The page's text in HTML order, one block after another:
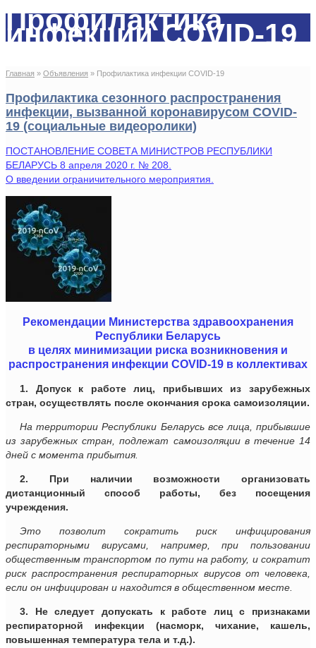
Профилактика
инфекции СОVID-19
Главная » Объявления » Профилактика инфекции СОVID-19
Профилактика сезонного распространения
инфекции, вызванной коронавирусом COVID-
19 (социальные видеоролики)
ПОСТАНОВЛЕНИЕ СОВЕТА МИНИСТРОВ РЕСПУБЛИКИ
БЕЛАРУСЬ 8 апреля 2020 г. № 208.
О введении ограничительного мероприятия.
Рекомендации Министерства здравоохранения
Республики Беларусь
в целях минимизации риска возникновения и
распространения инфекции СОVID-19 в коллективах
1. Допуск к работе лиц, прибывших из зарубежных
стран, осуществлять после окончания срока самоизоляции.
На территории Республики Беларусь все лица, прибывшие
из зарубежных стран, подлежат самоизоляции в течение 14
дней с момента прибытия.
2. При наличии возможности организовать
дистанционный способ работы, без посещения
учреждения.
Это позволит сократить риск инфицирования
респираторными вирусами, например, при пользовании
общественным транспортом по пути на работу, и сократит
риск распространения респираторных вирусов от человека,
если он инфицирован и находится в общественном месте.
3. Не следует допускать к работе лиц с признаками
респираторной инфекции (насморк, чихание, кашель,
повышенная температура тела и т.д.).